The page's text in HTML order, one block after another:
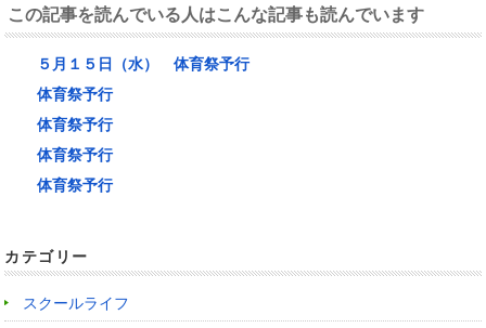
この記事を読んでいる人はこんな記事も読んでいます
５月１５日（水） 体育祭予行
体育祭予行
体育祭予行
体育祭予行
体育祭予行
カテゴリー
スクールライフ